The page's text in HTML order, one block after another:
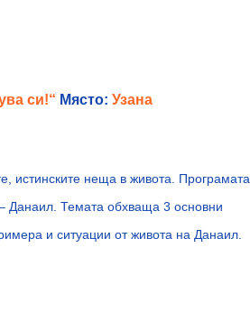
си!“ Място: Узана
истинските неща в живота. Програмата
Данаил. Темата обхваща 3 основни
и ситуации от живота на Данаил.